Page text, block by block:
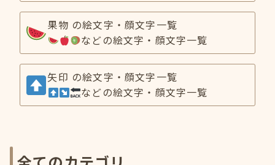
果物 の絵文字・顔文字一覧
などの絵文字・顔文字一覧
矢印 の絵文字・顔文字一覧
などの絵文字・顔文字一覧